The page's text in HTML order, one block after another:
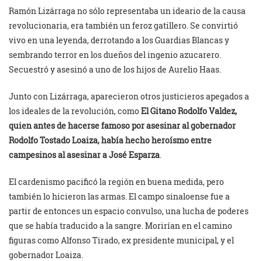
Ramón Lizárraga no sólo representaba un ideario de la causa
revolucionaria, era también un feroz gatillero. Se convirtió
vivo en una leyenda, derrotando a los Guardias Blancas y
sembrando terror en los dueños del ingenio azucarero.
Secuestró y asesinó a uno de los hijos de Aurelio Haas.
Junto con Lizárraga, aparecieron otros justicieros apegados a
los ideales de la revolución, comoEl Gitano Rodolfo Valdez,
quien antes de hacerse famoso por asesinar al gobernador
Rodolfo Tostado Loaiza, había hecho heroísmo entre
campesinos al asesinar a José Esparza
El cardenismo pacificó la región en buena medida, pero
también lo hicieron las armas. El campo sinaloense fue a
partir de entonces un espacio convulso, una lucha de poderes
que se había traducido a la sangre. Morirían en el camino
figuras como Alfonso Tirado, ex presidente municipal, y el
gobernador Loaiza.